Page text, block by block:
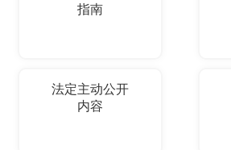
指南
法定主动公开
内容